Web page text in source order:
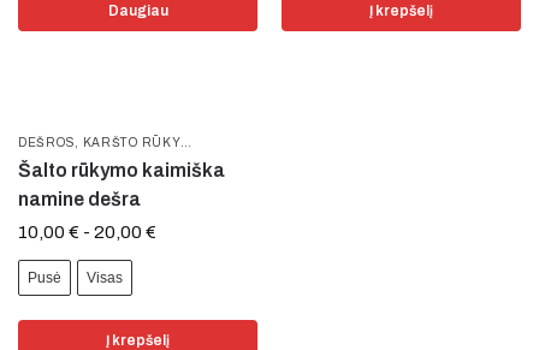
Daugiau Į krepšelį
DEŠROS KARŠTO RŪKYMO
Šalto rūkymo kaimiška
namine dešra
10,00 € - 20,00 €
Pusė Visas
Į krepšelį